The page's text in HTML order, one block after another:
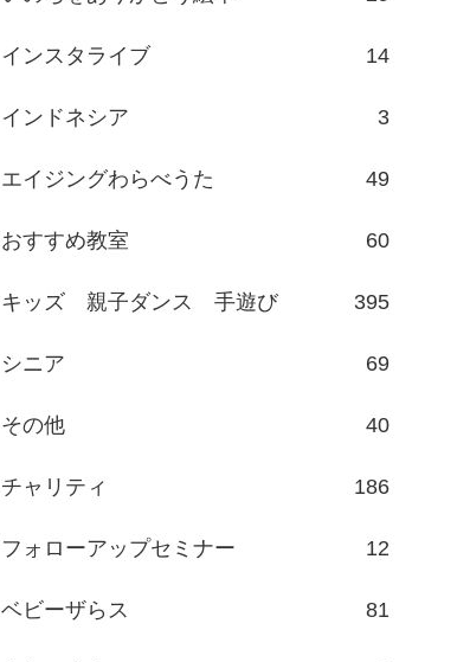
インスタライブ 14
インドネシア 3
エイジングわらべうた 49
おすすめ教室 60
キッズ 親子ダンス 手遊び 395
シニア 69
その他 40
チャリティ 186
フォローアップセミナー 12
ベビーザらス 81